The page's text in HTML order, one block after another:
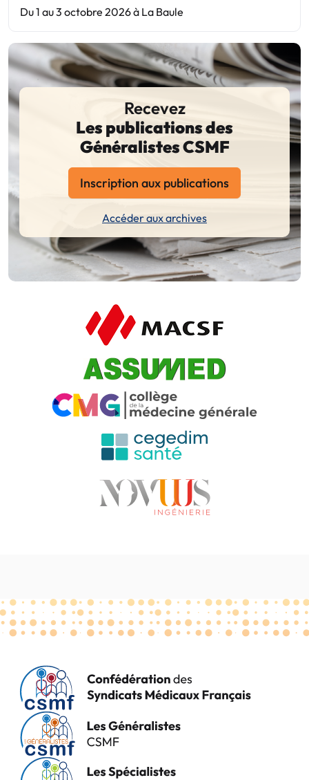
Du 1 au 3 octobre 2026 à La Baule
Recevez
Les publications des
Généralistes CSMF
Inscription aux publications
Accéder aux archives